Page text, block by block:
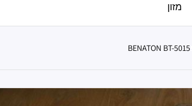
מזון